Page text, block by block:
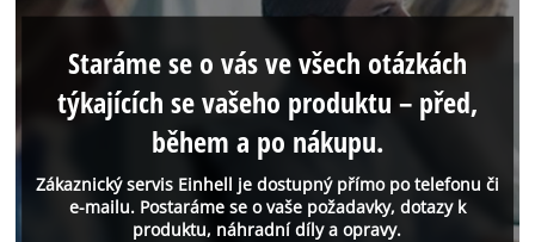
Zákaznický servis Einhell je dostupný přímo po telefonu či
e-mailu. Postaráme se o vaše požadavky, dotazy k
produktu, náhradní díly a opravy.
Staráme se o vás ve všech otázkách
týkajících se vašeho produktu – před,
během a po nákupu.